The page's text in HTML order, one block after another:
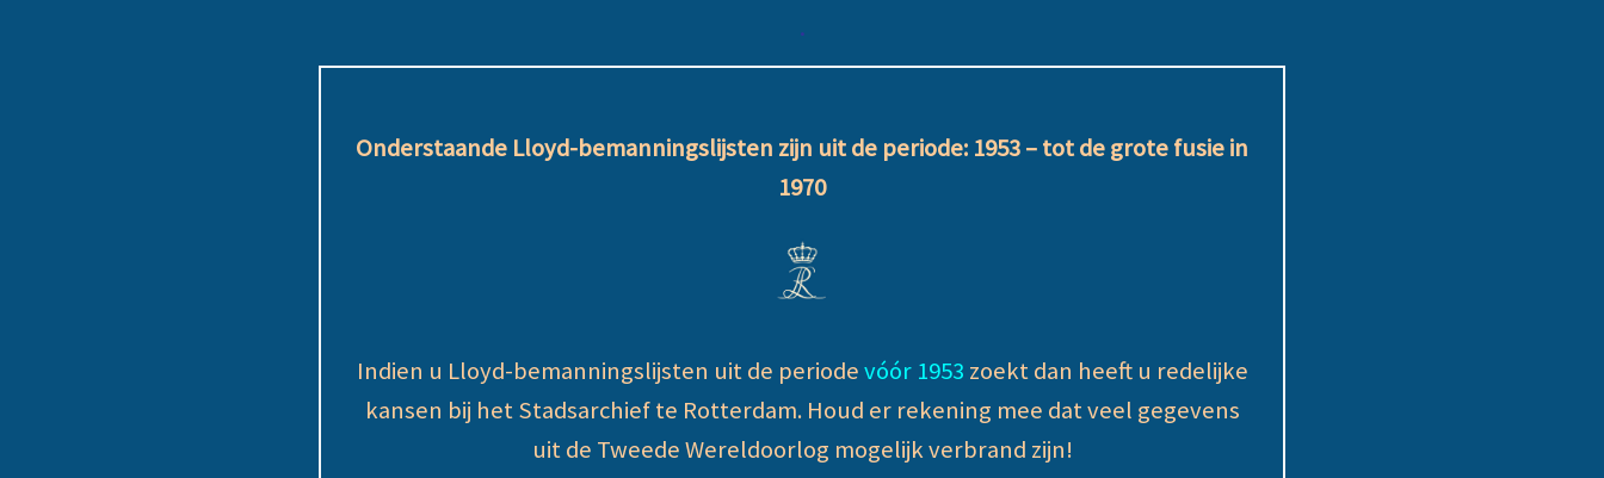
.
Onderstaande Lloyd-bemanningslijsten zijn uit de periode: 1953 – tot de grote fusie in
1970
Indien u Lloyd-bemanningslijsten uit de periodevóór 1953 zoekt dan heeft u redelijke
kansen bij het Stadsarchief te Rotterdam. Houd er rekening mee dat veel gegevens
uit de Tweede Wereldoorlog mogelijk verbrand zijn!